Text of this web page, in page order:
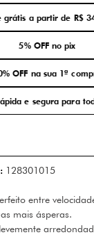
grátis a partir de R$
5% OFF no pix
OFF na sua 1ª
e segura para
128301015
entre
mais ásperas.